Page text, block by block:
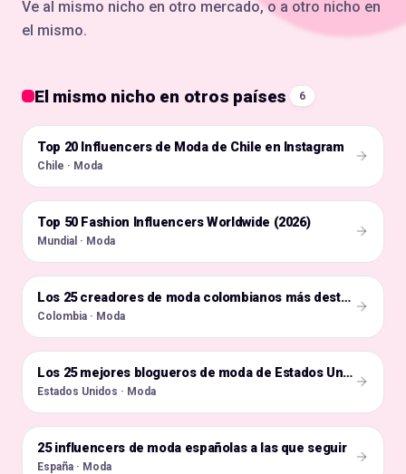
Ve al mismo nicho en otro mercado, o a otro nicho en
el mismo.
El mismo nicho en otros países 6
🇨🇱
Top 20 Influencers de Moda de Chile en Instagram
Chile · Moda
🌍
Top 50 Fashion Influencers Worldwide (2026)
Mundial · Moda
🇨🇴 Los 25 creadores de moda colombianos más destacados de este año
Colombia · Moda
🇺🇸 Los 25 mejores blogueros de moda de Estados Unidos
Estados Unidos · Moda
🇪🇸
25 influencers de moda españolas a las que seguir
España · Moda